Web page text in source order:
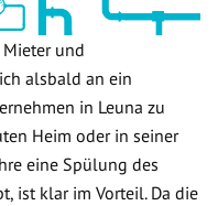
und
alsbald an ein
in Leuna zu
Heim oder in seiner
eine Spülung des
ist klar im Vorteil. Da die